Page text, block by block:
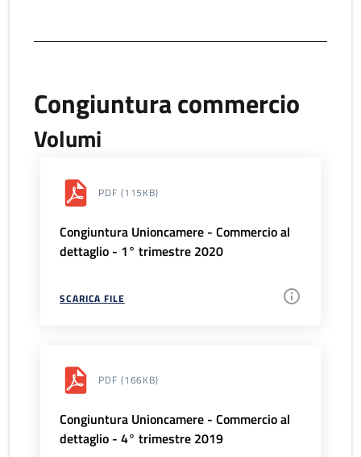
Congiuntura commercio
Volumi
PDF (115KB)
Congiuntura Unioncamere - Commercio al
dettaglio - 1° trimestre 2020
SCARICA FILE
PDF (166KB)
Congiuntura Unioncamere - Commercio al
dettaglio - 4° trimestre 2019